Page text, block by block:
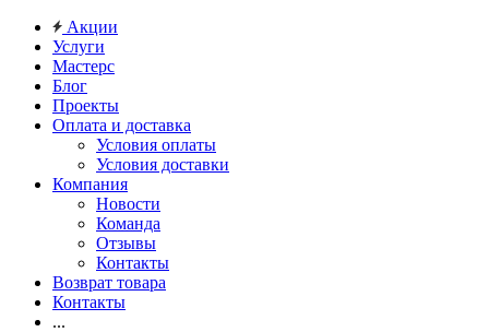
Акции
Услуги
Мастерс
Блог
Проекты
Оплата и доставка
Условия оплаты
Условия доставки
Компания
Новости
Команда
Отзывы
Контакты
Возврат товара
Контакты
...